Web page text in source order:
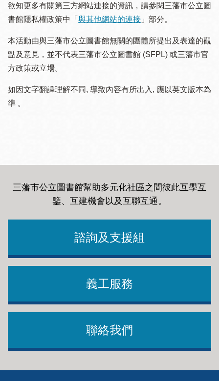
欲知更多有關第三方網站連接的資訊，請參閱三藩市公立圖
書館隱私權政策中「 與其他網站的連接 」部分。
本活動由與三藩市公立圖書館無關的團體所提出及表達的觀
點及意見，並不代表三藩市公立圖書館 (SFPL) 或三藩市官
方政策或立場。
如因文字翻譯理解不同, 導致內容有所出入, 應以英文版本為
準 。
三藩市公立圖書館幫助多元化社區之間彼此互學互
鑒、互建機會以及互聯互通 。
諮詢及支援組
義工服務
聯絡我們